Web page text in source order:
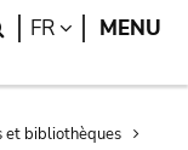
Search
FR LANGUAGE
MENU
et bibliothèques